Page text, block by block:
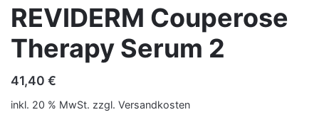
REVIDERM Couperose
Therapy Serum 2
41,40 €
inkl. 20 % MwSt. zzgl. Versandkosten